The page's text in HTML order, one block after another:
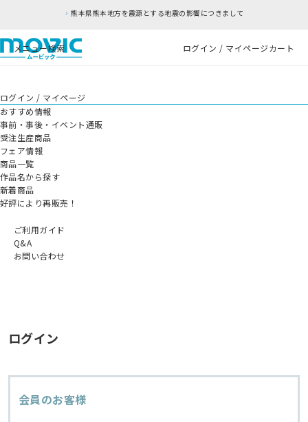
熊本県熊本地方を震源とする地震の影響につきまして
メニュー検索 ログイン / マイページカート
ログイン / マイページ
おすすめ情報
事前・事後・イベント通販
受注生産商品
フェア情報
商品一覧
作品名から探す
新着商品
好評により再販売！
ご利用ガイド
Q&A
お問い合わせ
ログイン
会員のお客様